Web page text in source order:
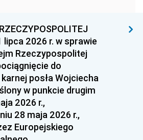
1953 1952
1950 1949
1947
1938 1937
1930
lipca 2026 r. w sprawie
Rzeczypospolitej
do
posła Wojciecha
w punkcie drugim
2026 r.,
28 maja 2026 r.,
Europejskiego